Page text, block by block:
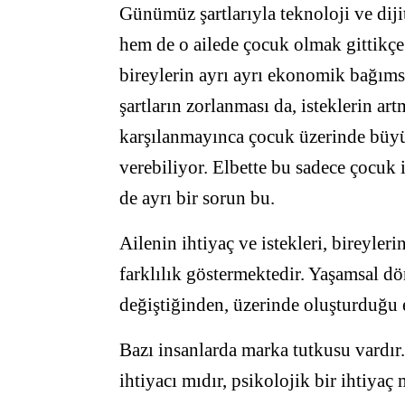
Günümüz şartlarıyla teknoloji ve
hem de o ailede çocuk olmak
bireylerin ayrı ayrı ekonomik
şartların zorlanması da, isteklerin
karşılanmayınca çocuk üzerinde
verebiliyor. Elbette bu sadece
de ayrı bir sorun bu.
Ailenin ihtiyaç ve istekleri,
farklılık göstermektedir. Yaşamsal
değiştiğinden, üzerinde
Bazı insanlarda marka tutkusu
ihtiyacı mıdır, psikolojik bir ihtiyaç